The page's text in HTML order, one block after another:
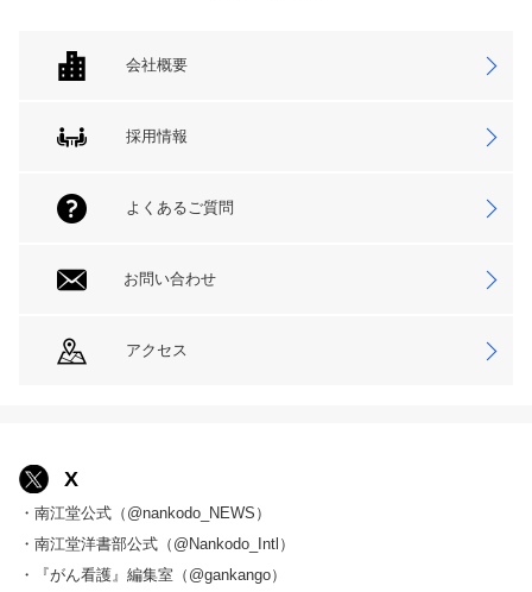
会社概要
採用情報
よくあるご質問
お問い合わせ
アクセス
X
・南江堂公式（@nankodo_NEWS）
・南江堂洋書部公式（@Nankodo_Intl）
・『がん看護』編集室（@gankango）